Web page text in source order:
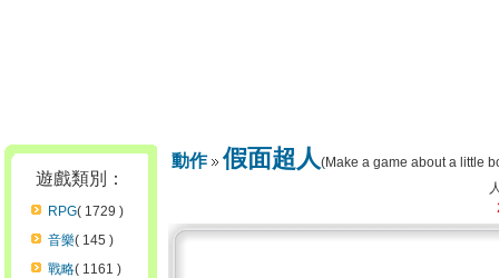
遊戲類別：
RPG( 1729 )
音樂( 145 )
戰略( 1161 )
動作 假面超人(Make a game about a little